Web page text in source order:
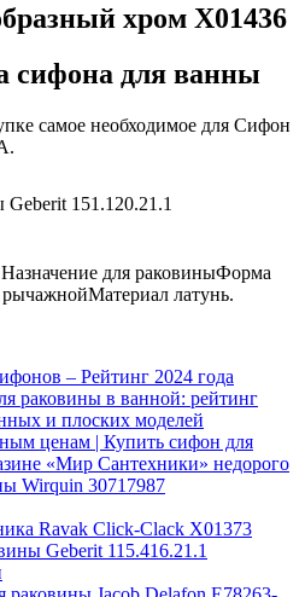
хром X01436
сифона для ванны
самое необходимое для Сифон
151.120.21.1
для раковиныФорма
латунь.
– Рейтинг 2024 года
раковины в ванной: рейтинг
и плоских моделей
ценам | Купить сифон для
«Мир Сантехники» недорого
Wirquin 30717987
Ravak Click-Clack X01373
Geberit 115.416.21.1